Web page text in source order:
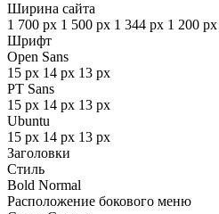
Ширина сайта
1 700 px 1 500 px 1 344 px 1 200 px
Шрифт
Open Sans
15 px 14 px 13 px
PT Sans
15 px 14 px 13 px
Ubuntu
15 px 14 px 13 px
Заголовки
Стиль
Bold Normal
Расположение бокового меню